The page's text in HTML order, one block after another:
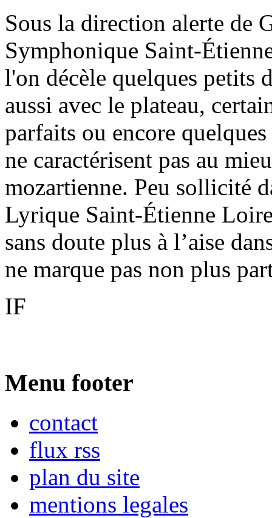
Sous la direction alerte de
Symphonique Saint-
l'on décèle quelques petits
aussi avec le plateau,
parfaits ou encore
ne caractérisent pas au
mozartienne. Peu sollicité
Lyrique Saint-Étienne
sans doute plus à l’aise
ne marque pas non plus
IF
Menu footer
contact
flux rss
plan du site
mentions legales